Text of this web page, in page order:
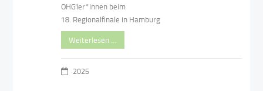
OHG'ler*innen beim
18. Regionalfinale in Hamburg
Weiterlesen …
2025